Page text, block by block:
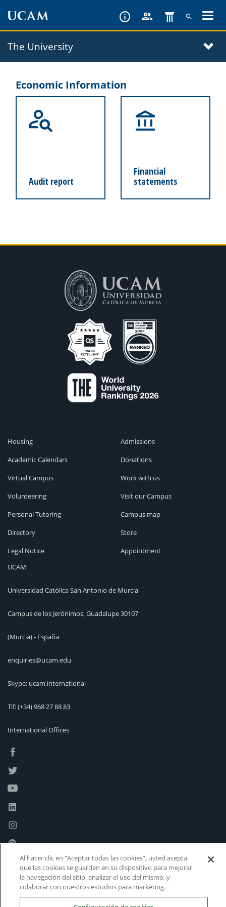
content
The University
Economic Information
Audit report
Financial
statements
Housing
Academic Calendars
Virtual Campus
Volunteering
Personal Tutoring
Directory
Legal Notice
Admissions
Donations
Work with us
Visit our Campus
Campus map
Store
Appointment
UCAM
Universidad Católica San Antonio de Murcia
Campus de los Jerónimos, Guadalupe 30107
(Murcia) - España
enquiries@ucam.edu
Skype: ucam.international
Tlf:(+34) 968 27 88 83
International Offices
Al hacer clic en “Aceptar todas las cookies”, usted acepta
que las cookies se guarden en su dispositivo para mejorar
la navegación del sitio, analizar el uso del mismo, y
colaborar con nuestros estudios para marketing.